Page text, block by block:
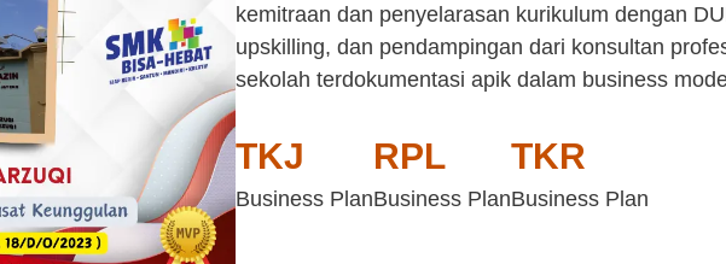
kemitraan dan penyelarasan kurikulum dengan
upskilling, dan pendampingan dari konsultan
sekolah terdokumentasi apik dalam business
TKJ
Business Plan
RPL
Business Plan
TKR
Business Plan